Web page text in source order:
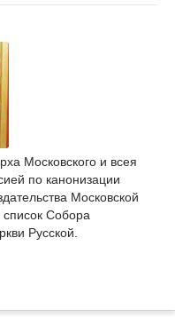
Московского и всея
по канонизации
Московской
список Собора
Русской.